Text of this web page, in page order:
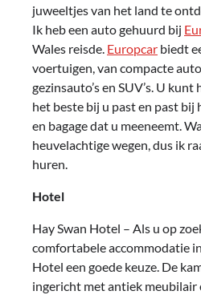
juweeltjes van het land te
Ik heb een auto gehuurd bij
Wales reisde. Europcar biedt
voertuigen, van compacte
gezinsauto’s en SUV’s. U
het beste bij u past en past bij
en bagage dat u meeneemt.
heuvelachtige wegen, dus ik
huren.
Hotel
Hay Swan Hotel – Als u op
comfortabele accommodatie
Hotel een goede keuze. De
ingericht met antiek meubilair